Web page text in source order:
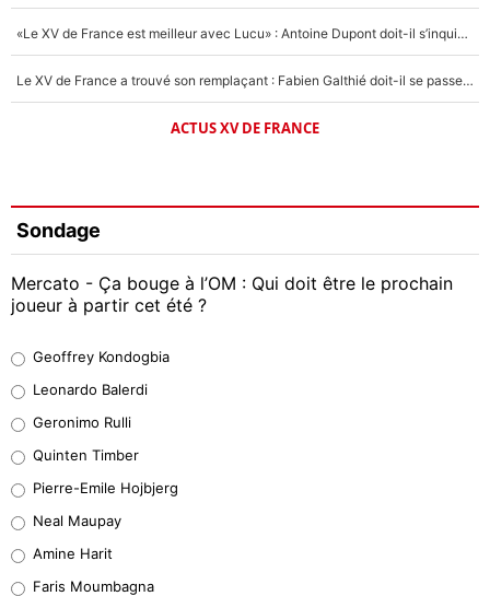
«Le XV de France est meilleur avec Lucu» : Antoine Dupont doit-il s’inquiéter pour sa place ?
Le XV de France a trouvé son remplaçant : Fabien Galthié doit-il se passer d'Antoine Dupont ?
ACTUS XV DE FRANCE
Sondage
Mercato - Ça bouge à l’OM : Qui doit être le prochain
joueur à partir cet été ?
38%
32%
4%
1%
Geoffrey Kondogbia
Leonardo Balerdi
Geronimo Rulli
Quinten Timber
Pierre-Emile Hojbjerg
Neal Maupay
Amine Harit
Faris Moumbagna